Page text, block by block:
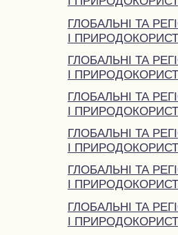
ГЛОБАЛЬНІ ТА
І
ГЛОБАЛЬНІ ТА
І
ГЛОБАЛЬНІ ТА
І
ГЛОБАЛЬНІ ТА
І
ГЛОБАЛЬНІ ТА
І
ГЛОБАЛЬНІ ТА
І